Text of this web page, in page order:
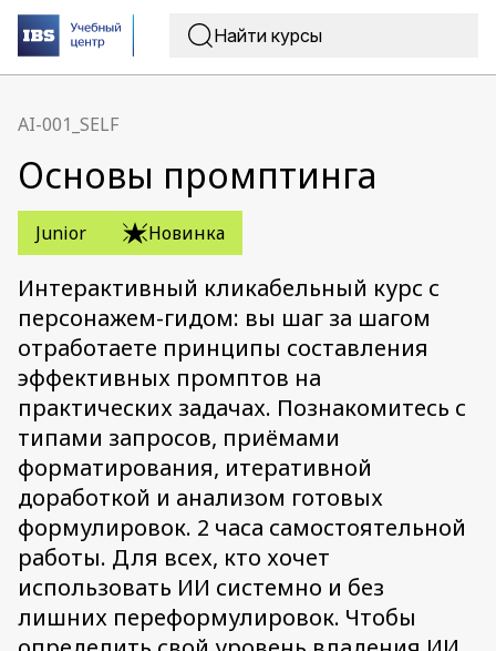
AI-001_SELF
Основы промптинга
Junior Новинка
Интерактивный кликабельный курс с
персонажем-гидом: вы шаг за шагом
отработаете принципы составления
эффективных промптов на
практических задачах. Познакомитесь с
типами запросов, приёмами
форматирования, итеративной
доработкой и анализом готовых
формулировок. 2 часа самостоятельной
работы. Для всех, кто хочет
использовать ИИ системно и без
лишних переформулировок. Чтобы